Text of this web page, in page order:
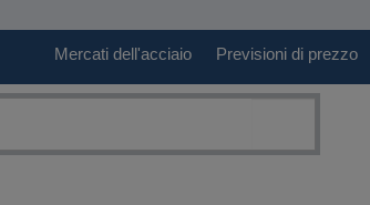
Mercati dell'acciaio Previsioni di prezzo